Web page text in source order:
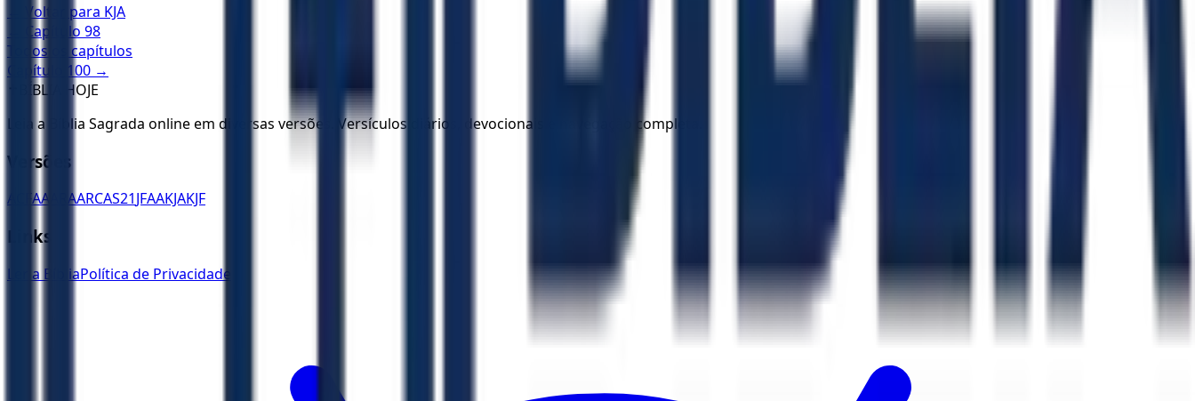
← Voltar para KJA
← Capítulo 98
Todos os capítulos
Capítulo
100 →
BÍBLIA HOJE
Leia a Bíblia Sagrada online em diversas versões. Versículos diários, devocionais e navegação completa.
Versões
ACFAA ARAARCAS21JFAAKJAKJF
Links
Ler a BíbliaPolítica de Privacidade